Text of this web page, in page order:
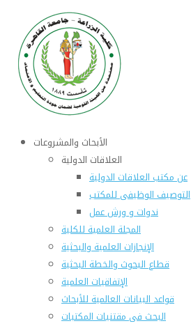
الأبحاث والمشروعات
العلاقات الدولية
عن مكتب العلاقات الدولية
التوصيف الوظيفى للمكتب
ندوات و ورش عمل
المجلة العلمية للكلية
الإنجازات العلمية والبحثية
قطاع البحوث والخطة البحثية
الإتفاقيات العلمية
قواعد البيانات العالمية للأبحاث
البحث فى مقتنيات المكتبات